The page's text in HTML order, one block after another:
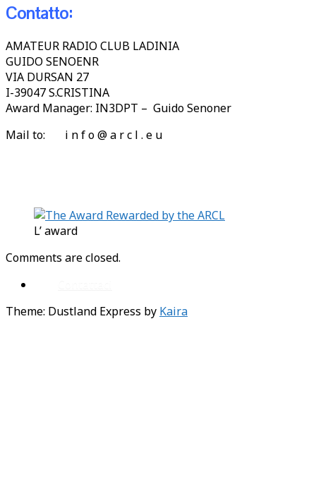
Contatto:
AMATEUR RADIO CLUB LADINIA
GUIDO SENOENR
VIA DURSAN 27
I-39047 S.CRISTINA
Award Manager: IN3DPT – Guido Senoner
Mail to: i n f o @ a r c l . e u
L’ award
Comments are closed.
Theme: Dustland Express by Kaira